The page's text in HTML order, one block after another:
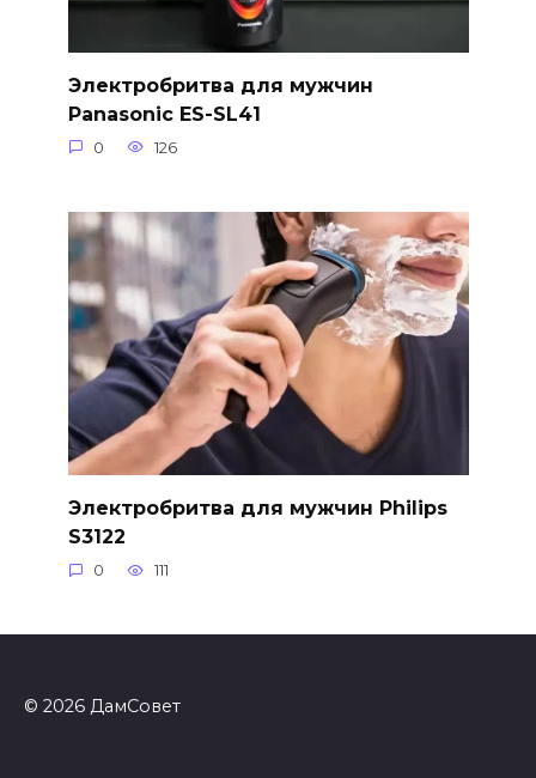
Электробритва для мужчин
Panasonic ES-SL41
0 126
Электробритва для мужчин Philips
S3122
0 111
© 2026 ДамСовет